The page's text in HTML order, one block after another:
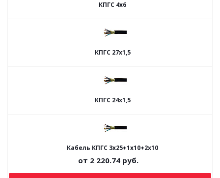
КПГС 4х6
КПГС 27х1,5
КПГС 24х1,5
Кабель КПГС 3х25+1х10+2х10
от 2 220.74 руб.